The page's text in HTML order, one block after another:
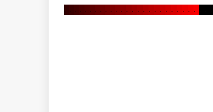
. . . . . . . . . . . . . . . . . . . . . . . . .